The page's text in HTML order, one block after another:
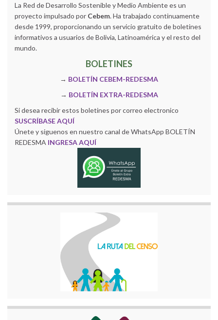
La Red de Desarrollo Sostenible y Medio Ambiente es un
proyecto impulsado por Cebem. Ha trabajado continuamente
desde 1999, proporcionando un servicio gratuito de boletines
informativos a usuarios de Bolivia, Latinoamérica y el resto del
mundo.
BOLETINES
→ BOLETÍN CEBEM-REDESMA
→ BOLETÍN EXTRA-REDESMA
Si desea recibir estos boletines por correo electronico
SUSCRÍBASE AQUÍ
Únete y siguenos en nuestro canal de WhatsApp BOLETÍN
REDESMA INGRESA AQUÍ